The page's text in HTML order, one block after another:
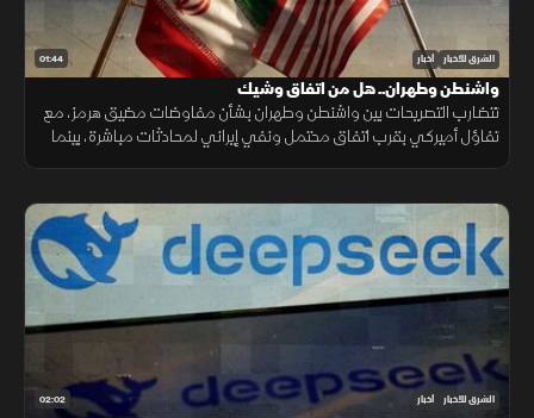
01:44 الشرق للأخبار أخبار
واشنطن وطهران.. هل من اتفاق وشيك
تتضارب التصريحات بين واشنطن وطهران بشأن مفاوضات مضيق هرمز، مع
تفاؤل أميركي بقرب اتفاق محتمل ونفي إيراني لمحادثات مباشرة، بينما
02:02 الشرق للأخبار أخبار